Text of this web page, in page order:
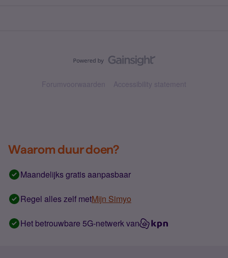
Forumvoorwaarden Accessibility statement
Waarom duur doen?
Maandelijks gratis aanpasbaar
Regel alles zelf metMijn Simyo
Het betrouwbare 5G-netwerk van